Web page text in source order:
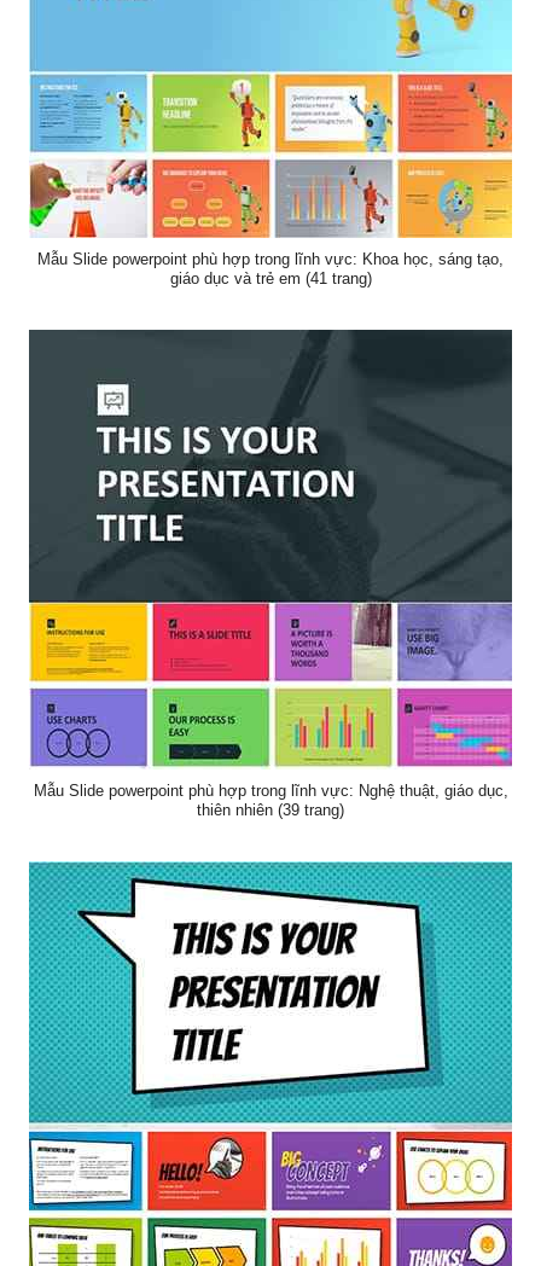
Mẫu Slide powerpoint phù hợp trong lĩnh vực: Khoa học, sáng tạo,
giáo dục và trẻ em (41 trang)
Mẫu Slide powerpoint phù hợp trong lĩnh vực: Nghệ thuật, giáo dục,
thiên nhiên (39 trang)